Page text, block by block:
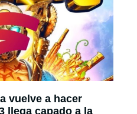
vuelve a hacer
llega capado a la